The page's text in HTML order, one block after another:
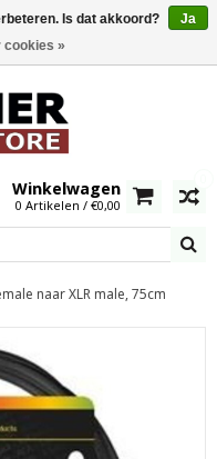
Winkelwagen
0 Artikelen / €0,00
naar XLR male, 75cm
Is dat akkoord?
Ja
cookies »